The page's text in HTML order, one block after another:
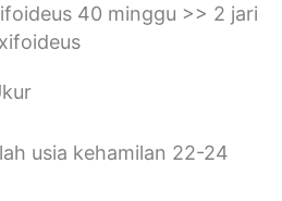
40 minggu >> 2 jari
usia kehamilan 22-24